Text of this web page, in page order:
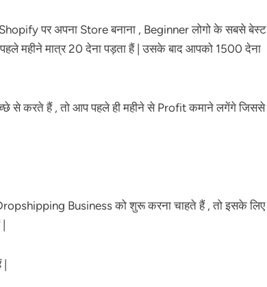
पर अपना Store बनाना , Beginner लोगो के सबसे बेस्ट
महीने मात्र 20 देना पड़ता हैं | उसके बाद आपको 1500 देना
से करते हैं , तो आप पहले ही महीने से Profit कमाने लगेंगे जिससे
Business को शुरू करना चाहते हैं , तो इसके लिए